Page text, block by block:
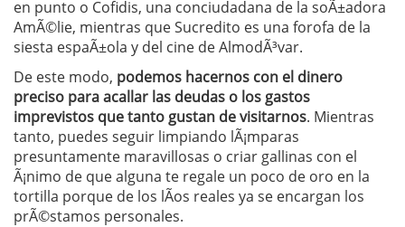
en punto o Cofidis, una conciudadana de la soÃ±adora
AmÃ©lie, mientras que Sucredito es una forofa de la
siesta espaÃ±ola y del cine de AlmodÃ³var.
De este modo, podemos hacernos con el dinero
preciso para acallar las deudas o los gastos
imprevistos que tanto gustan de visitarnos. Mientras
tanto, puedes seguir limpiando lÃ¡mparas
presuntamente maravillosas o criar gallinas con el
Ã¡nimo de que alguna te regale un poco de oro en la
tortilla porque de los lÃ­os reales ya se encargan los
prÃ©stamos personales.